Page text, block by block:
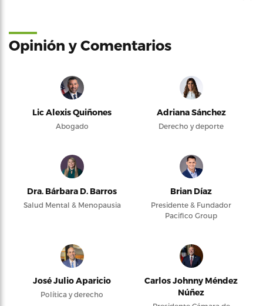
Opinión y Comentarios
Lic Alexis Quiñones
Abogado
Adriana Sánchez
Derecho y deporte
Dra. Bárbara D. Barros
Salud Mental & Menopausia
Brian Díaz
Presidente & Fundador
Pacifico Group
José Julio Aparicio
Política y derecho
Carlos Johnny Méndez
Núñez